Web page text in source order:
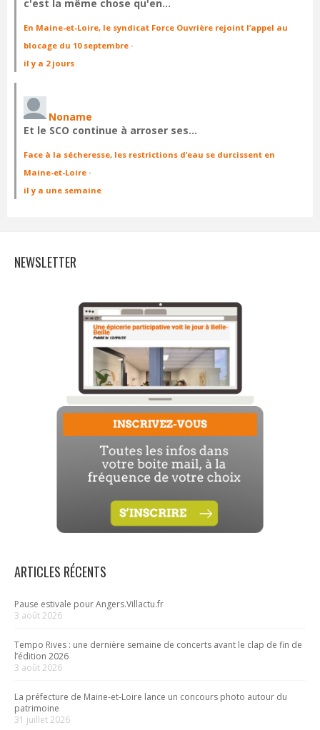
c'est la même chose qu'en…
En Maine-et-Loire, le syndicat Force Ouvrière rejoint l’appel au
blocage du 10 septembre ·
il y a 2 jours
Noname
Et le SCO continue à arroser ses…
Face à la sécheresse, les restrictions d’eau se durcissent en
Maine-et-Loire ·
il y a une semaine
NEWSLETTER
ARTICLES RÉCENTS
Pause estivale pour Angers.Villactu.fr
3 août 2026
Tempo Rives : une dernière semaine de concerts avant le clap de fin de
l’édition 2026
3 août 2026
La préfecture de Maine-et-Loire lance un concours photo autour du
patrimoine
31 juillet 2026